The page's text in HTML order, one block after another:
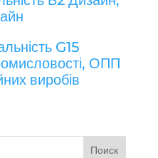
G15
ОПП
виробів
Поиск